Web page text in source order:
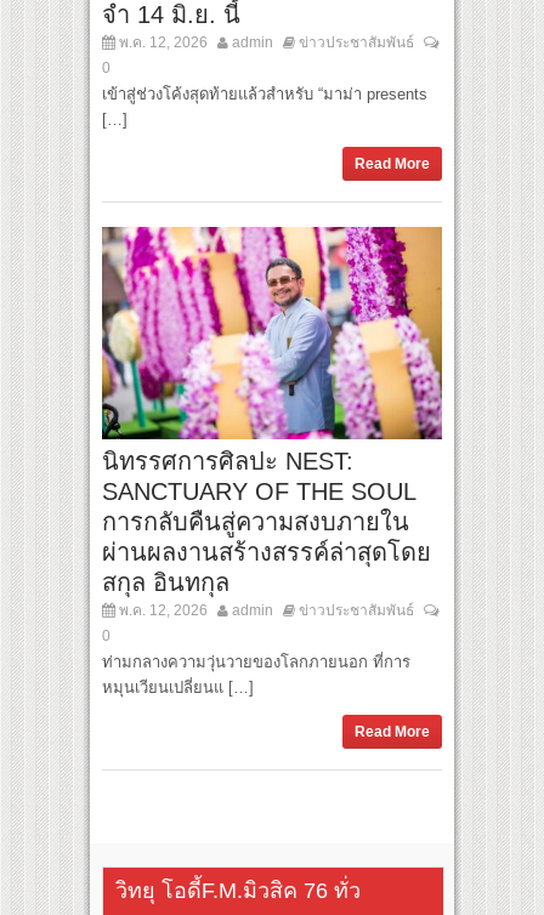
จำ 14 มิ.ย. นี้
พ.ค. 12, 2026 admin
ข่าวประชาสัมพันธ์
0
เข้าสู่ช่วงโค้งสุดท้ายแล้วสำหรับ “มาม่า presents
[…]
Read More
นิทรรศการศิลปะ NEST:
SANCTUARY OF THE SOUL
การกลับคืนสู่ความสงบภายใน
ผ่านผลงานสร้างสรรค์ล่าสุดโดย
สกุล อินทกุล
พ.ค. 12, 2026 admin
ข่าวประชาสัมพันธ์
0
ท่ามกลางความวุ่นวายของโลกภายนอก ที่การ
หมุนเวียนเปลี่ยนแ […]
Read More
วิทยุ โอดี้F.M.มิวสิค 76 ทั่ว